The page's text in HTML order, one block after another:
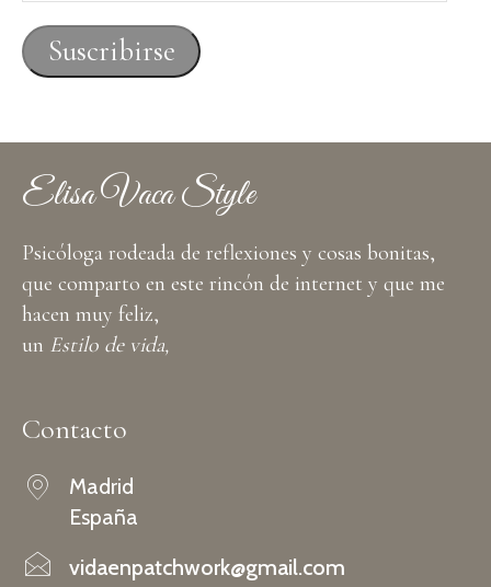
de
correo
electrónico
Suscribirse
Elisa Vaca Style
Psicóloga rodeada de reflexiones y cosas bonitas,
que comparto en este rincón de internet y que me
hacen muy feliz,
un Estilo de vida,
Contacto
Madrid
España
vidaenpatchwork@gmail.com